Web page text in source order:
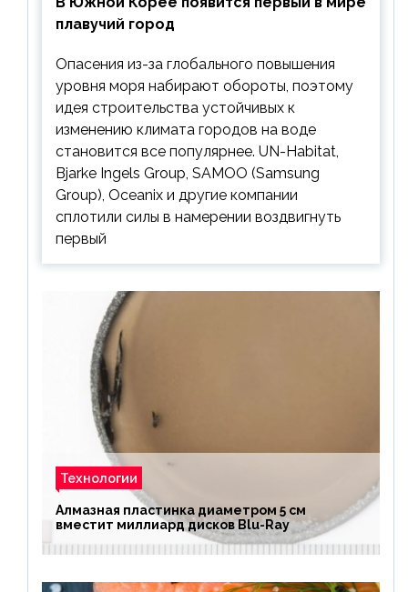
плавучий город
Опасения из-за глобального повышения
уровня моря набирают обороты, поэтому
идея строительства устойчивых к
изменению климата городов на воде
становится все популярнее. UN-Habitat,
Bjarke Ingels Group, SAMOO (Samsung
Group), Oceanix и другие компании
сплотили силы в намерении воздвигнуть
первый
Технологии
Алмазная пластинка диаметром 5 см
вместит миллиард дисков Blu-Ray